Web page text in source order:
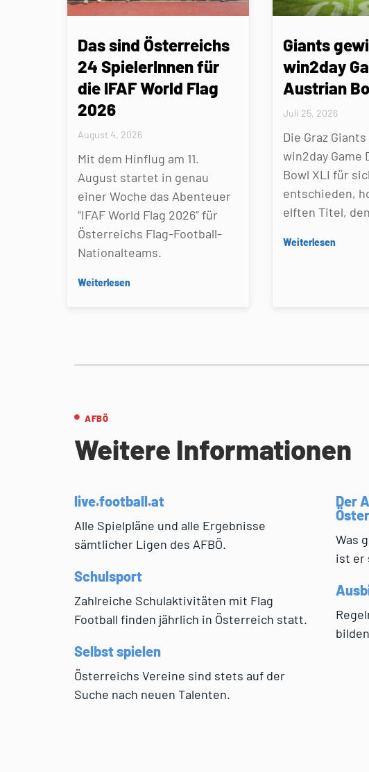
Das sind Österreichs
24 SpielerInnen für
die IFAF World Flag
2026
August 4, 2026
Mit dem Hinflug am 11.
August startet in genau
einer Woche das Abenteuer
“IFAF World Flag 2026” für
Österreichs Flag-Football-
Nationalteams.
Weiterlesen
Giants
win2day
Austrian
Juli 25, 2026
Die Graz
win2day Game
Bowl XLI für
entschieden,
elften Titel,
Weiterlesen
AFBÖ
Weitere Informationen
live.football.at
Alle Spielpläne und alle Ergebnisse
sämtlicher Ligen des AFBÖ.
Schulsport
Zahlreiche Schulaktivitäten mit Flag
Football finden jährlich in Österreich statt.
Selbst spielen
Österreichs Vereine sind stets auf der
Suche nach neuen Talenten.
Der
Was
ist er